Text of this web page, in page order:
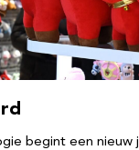
begint een nieuw